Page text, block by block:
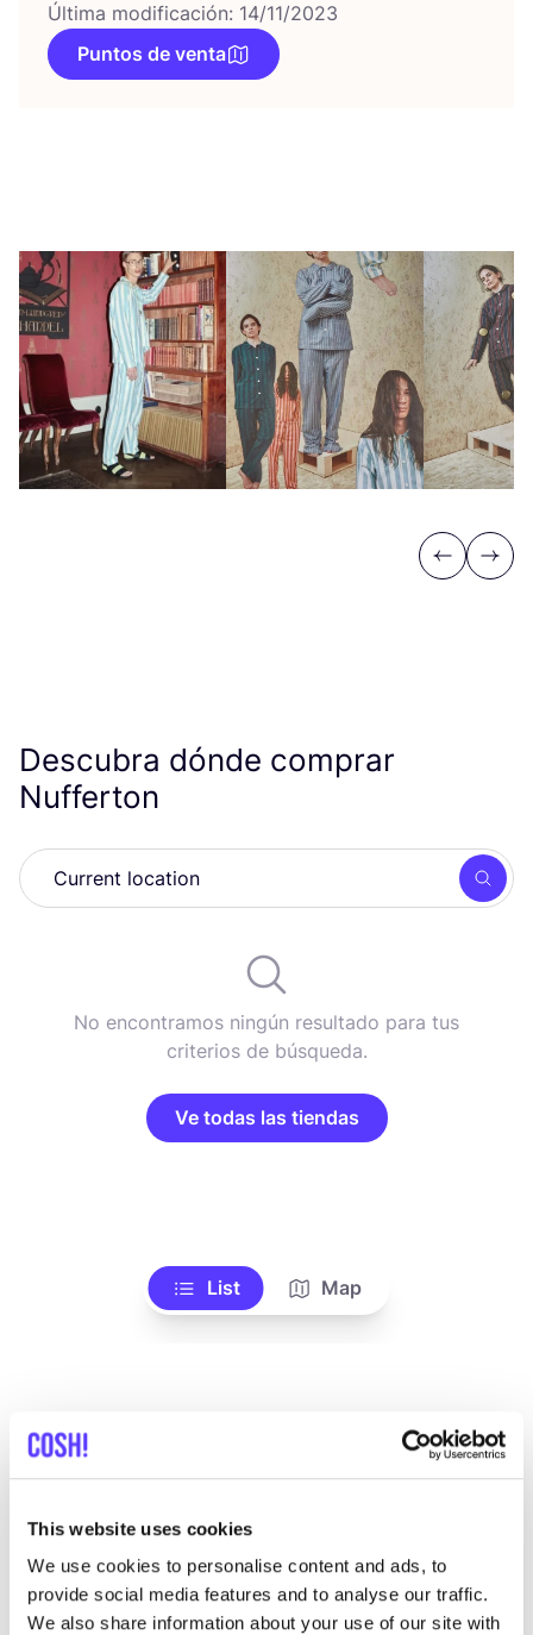
This website uses cookies
We use cookies to personalise content and ads, to
provide social media features and to analyse our traffic.
We also share information about your use of our site with
Última modificación: 14/11/2023
Puntos de venta
Previous
Next
Descubra dónde comprar
Nufferton
No encontramos ningún resultado para tus
criterios de búsqueda.
Ve todas las tiendas
List Map
Otras marcas